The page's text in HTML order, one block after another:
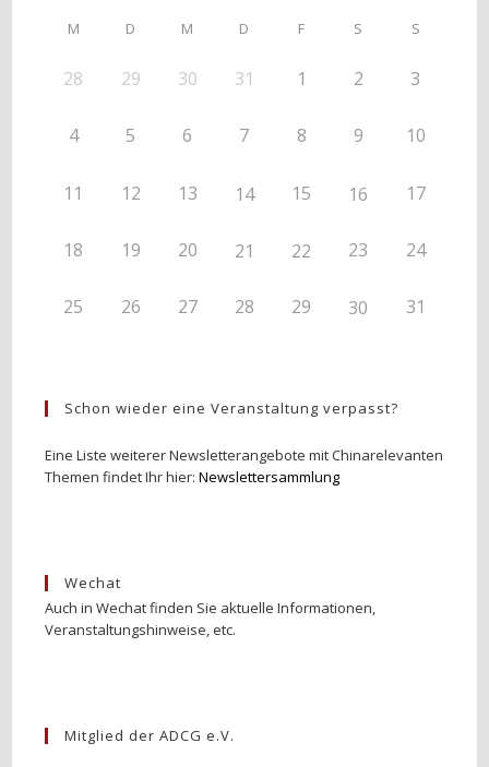
M D M D F S S
28 29 30 31 1 2 3
4 5 6 7 8 9 10
11 12 13 14 15 16 17
18 19 20 21 22 23 24
25 26 27 28 29 30 31
Schon wieder eine Veranstaltung verpasst?
Eine Liste weiterer Newsletterangebote mit Chinarelevanten
Themen findet Ihr hier:Newslettersammlung
Wechat
Auch in Wechat finden Sie aktuelle Informationen,
Veranstaltungshinweise, etc.
Mitglied der ADCG e.V.